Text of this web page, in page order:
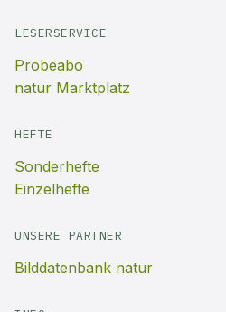
LESERSERVICE
Probeabo
natur Marktplatz
HEFTE
Sonderhefte
Einzelhefte
UNSERE PARTNER
Bilddatenbank natur